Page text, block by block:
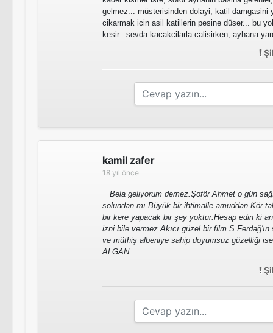
gelmez... müsterisinden dolayi, katil damgasini
cikarmak icin asil katillerin pesine düser... bu
kesir...sevda kacakcilarla calisirken, ayhana
kamil zafer
18 yıl önce
Bela geliyorum demez.Şoför Ahmet o gün
solundan mı.Büyük bir ihtimalle amuddan.Kör
bir kere yapacak bir şey yoktur.Hesap edin ki
izni bile vermez.Akıcı güzel bir film.S.Ferdağ'ın
ve müthiş albeniye sahip doyumsuz güzelliği
ALGAN